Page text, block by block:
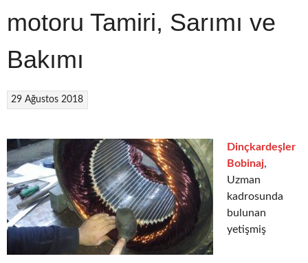
motoru Tamiri, Sarımı ve
Bakımı
29 Ağustos 2018
Dinçkardeşler
Bobinaj,
Uzman
kadrosunda
bulunan
yetişmiş